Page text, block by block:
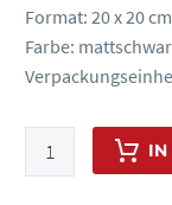
Format: 20 x 20 cm
Farbe:
Kleinkaliber
Einsteckscheiben,
IN